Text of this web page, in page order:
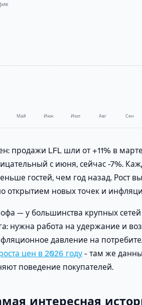
Май Июн Июл Авг Сен
продажи LFL шли от +11% в
с июня, сейчас -7%.
гостей, чем год назад. Рост
открытием новых точек и
— у большинства крупных
нужна работа на удержание и
давление на
цен в 2026 году - там же
поведение покупателей.
интересная